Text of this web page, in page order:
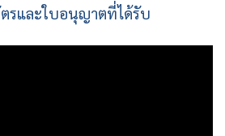
รและใบอนุญาตที่ได้รับ